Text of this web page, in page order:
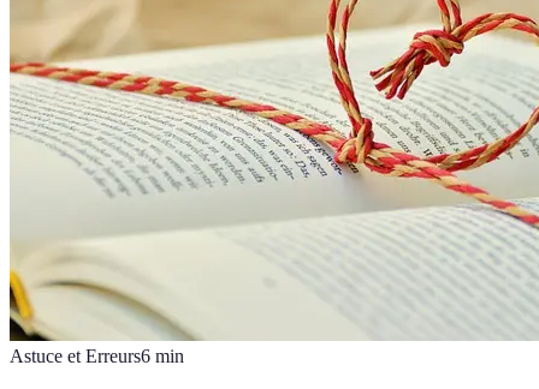
Astuce et Erreurs6 min